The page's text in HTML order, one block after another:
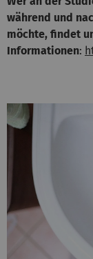
während und
möchte, findet
Informationen: